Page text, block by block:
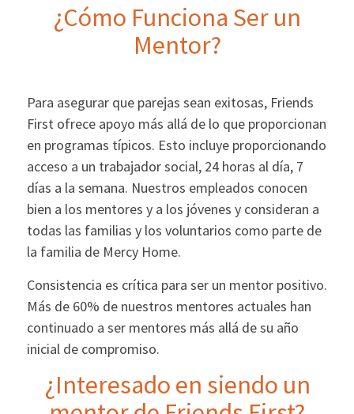
¿Cómo Funciona Ser un
Mentor?
Para asegurar que parejas sean exitosas, Friends
First ofrece apoyo más allá de lo que proporcionan
en programas típicos. Esto incluye proporcionando
acceso a un trabajador social, 24 horas al día, 7
días a la semana. Nuestros empleados conocen
bien a los mentores y a los jóvenes y consideran a
todas las familias y los voluntarios como parte de
la familia de Mercy Home.
Consistencia es crítica para ser un mentor positivo.
Más de 60% de nuestros mentores actuales han
continuado a ser mentores más allá de su año
inicial de compromiso.
¿Interesado en siendo un